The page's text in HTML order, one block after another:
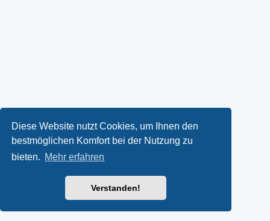
Diese Website nutzt Cookies, um Ihnen den
bestmöglichen Komfort bei der Nutzung zu
bieten. Mehr erfahren
Verstanden!